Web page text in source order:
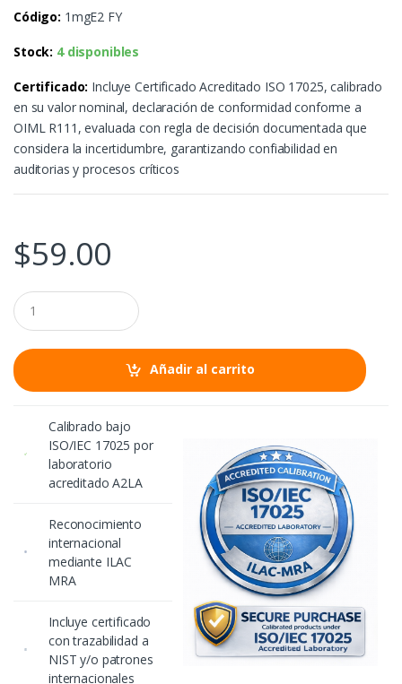
Código: 1mgE2 FY
Stock: 4 disponibles
Certificado: Incluye Certificado Acreditado ISO 17025, calibrado
en su valor nominal, declaración de conformidad conforme a
OIML R111, evaluada con regla de decisión documentada que
considera la incertidumbre, garantizando confiabilidad en
auditorias y procesos críticos
$59.00
C
a
n
i
d
Añadir al carrito
Calibrado bajo
ISO/IEC 17025 por
laboratorio
acreditado A2LA
Reconocimiento
internacional
mediante ILAC
MRA
Incluye certificado
con trazabilidad a
NIST y/o patrones
internacionales